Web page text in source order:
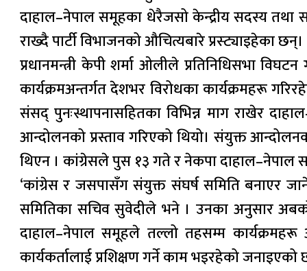
दाहाल–नेपाल समूहका धेरैजसो केन्द्रीय सदस्य तथा
राख्दै पार्टी विभाजनको औचित्यबारे प्रस्ट्याइहेका छन्।
प्रधानमन्त्री केपी शर्मा ओलीले प्रतिनिधिसभा
कार्यक्रमअन्तर्गत देशभर विरोधका कार्यक्रमहरू
संसद् पुनःस्थापनासहितका विभिन्न माग राखेर
आन्दोलनको प्रस्ताव गरिएको थियो। संयुक्त
थिएन । कांग्रेसले पुस १३ गते र नेकपा
‘कांग्रेस र जसपासँग संयुक्त संघर्ष समिति बनाएर
समितिका सचिव सुवेदीले भने । उनका अनुसार अबको
दाहाल–नेपाल समूहले तल्लो तहसम्म कार्यक्रमहरू
कार्यकर्तालाई प्रशिक्षण गर्ने काम भइरहेको